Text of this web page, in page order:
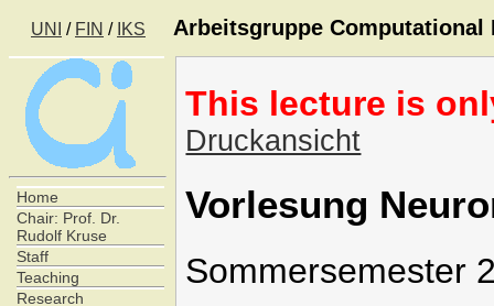
UNI / FIN / IKS Arbeitsgruppe Computational
Home
Chair: Prof. Dr.
Rudolf Kruse
Staff
Teaching
Research
This lecture is
Druckansicht
Vorlesung
Sommersemester